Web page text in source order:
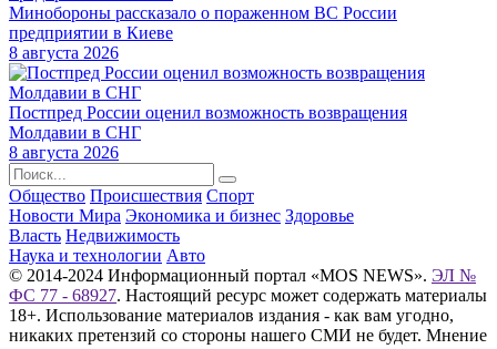
Минобороны рассказало о пораженном ВС России
предприятии в Киеве
8 августа 2026
Постпред России оценил возможность возвращения
Молдавии в СНГ
8 августа 2026
Общество Происшествия Спорт
Новости Мира Экономика и бизнес Здоровье
Власть Недвижимость
Наука и технологии Авто
© 2014-2024 Информационный портал «MOS NEWS». ЭЛ №
ФС 77 - 68927. Настоящий ресурс может содержать материалы
18+. Использование материалов издания - как вам угодно,
никаких претензий со стороны нашего СМИ не будет. Мнение